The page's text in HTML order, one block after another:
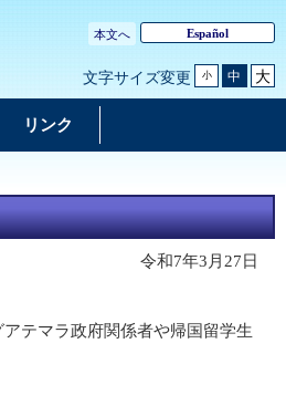
本文へ Español
文字サイズ変更 小 中 大
リンク
令和7年3月27日
テマラ政府関係者や帰国留学生